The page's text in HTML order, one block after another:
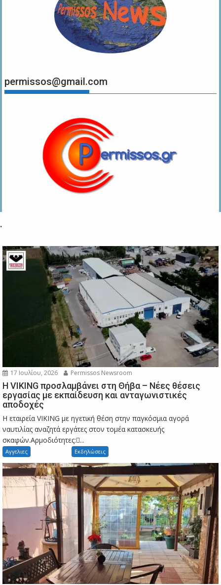
permissos@gmail.com
.
17 Ιουλίου, 2026 Permissos Newsroom
Η VIKING προσλαμβάνει στη Θήβα – Νέες θέσεις
εργασίας με εκπαίδευση και ανταγωνιστικές
αποδοχές
Η εταιρεία VIKING με ηγετική θέση στην παγκόσμια αγορά
ναυτιλίας αναζητά εργάτες στον τομέα κατασκευής
σκαφών.Αρμοδιότητες:...
Αγγελιες Εκδηλώσεις